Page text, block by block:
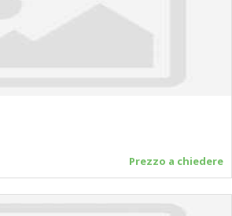
Prezzo a chiedere